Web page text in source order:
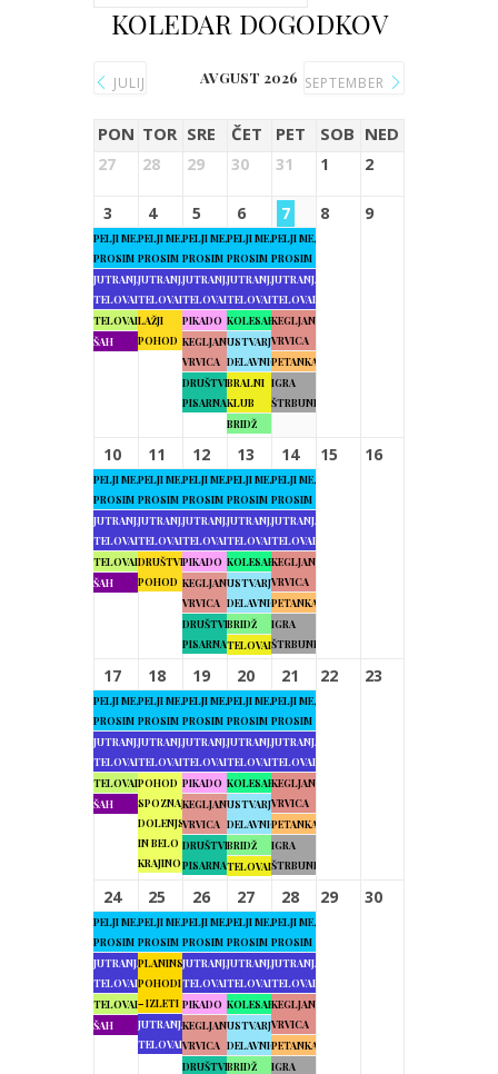
KOLEDAR DOGODKOV
JULIJ AVGUST 2026 SEPTEMBER
PON TOR SRE ČET PET SOB NED
27 28 29 30 31 1 2
3
PELJI ME,
PROSIM
JUTRANJA
TELOVADBA
TELOVADBA
ŠAH
4
PELJI ME,
PROSIM
JUTRANJA
TELOVADBA
LAŽJI
POHOD
5
PELJI ME,
PROSIM
JUTRANJA
TELOVADBA
PIKADO
KEGLJANJE
VRVICA
DRUŠTVENA
PISARNA
6
PELJI ME,
PROSIM
JUTRANJA
TELOVADBA
KOLESARJENJE
USTVARJALNE
DELAVNICE
BRALNI
KLUB
BRIDŽ
7
PELJI ME,
PROSIM
JUTRANJA
TELOVADBA
KEGLJANJE
VRVICA
PETANKA
IGRA
ŠTRBUNK
8 9
10
PELJI ME,
PROSIM
JUTRANJA
TELOVADBA
TELOVADBA
ŠAH
11
PELJI ME,
PROSIM
JUTRANJA
TELOVADBA
DRUŠTVENI
POHOD
12
PELJI ME,
PROSIM
JUTRANJA
TELOVADBA
PIKADO
KEGLJANJE
VRVICA
DRUŠTVENA
PISARNA
13
PELJI ME,
PROSIM
JUTRANJA
TELOVADBA
KOLESARJENJE
USTVARJALNE
DELAVNICE
BRIDŽ
TELOVADBA
14
PELJI ME,
PROSIM
JUTRANJA
TELOVADBA
KEGLJANJE
VRVICA
PETANKA
IGRA
ŠTRBUNK
15 16
17
PELJI ME,
PROSIM
JUTRANJA
TELOVADBA
TELOVADBA
ŠAH
18
PELJI ME,
PROSIM
JUTRANJA
TELOVADBA
POHOD
SPOZNAJMO
DOLENJSKO
IN BELO
KRAJINO
19
PELJI ME,
PROSIM
JUTRANJA
TELOVADBA
PIKADO
KEGLJANJE
VRVICA
DRUŠTVENA
PISARNA
20
PELJI ME,
PROSIM
JUTRANJA
TELOVADBA
KOLESARJENJE
USTVARJALNE
DELAVNICE
BRIDŽ
TELOVADBA
21
PELJI ME,
PROSIM
JUTRANJA
TELOVADBA
KEGLJANJE
VRVICA
PETANKA
IGRA
ŠTRBUNK
22 23
24
PELJI ME,
PROSIM
JUTRANJA
TELOVADBA
TELOVADBA
ŠAH
25
PELJI ME,
PROSIM
PLANINSKI
POHODI
– IZLETI
JUTRANJA
TELOVADBA
26
PELJI ME,
PROSIM
JUTRANJA
TELOVADBA
PIKADO
KEGLJANJE
VRVICA
DRUŠTVENA
27
PELJI ME,
PROSIM
JUTRANJA
TELOVADBA
KOLESARJENJE
USTVARJALNE
DELAVNICE
BRIDŽ
28
PELJI ME,
PROSIM
JUTRANJA
TELOVADBA
KEGLJANJE
VRVICA
PETANKA
IGRA
29 30